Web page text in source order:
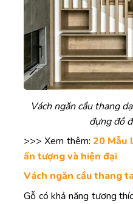
Vách ngăn cầu thang
đựng đồ
>>> Xem thêm: 20 Mẫu
ấn tượng và hiện đại
Vách ngăn cầu thang
Gỗ có khả năng tương